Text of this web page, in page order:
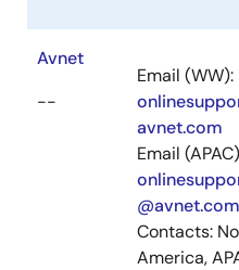
Avnet
--
Email (WW):
avnet.com
Email
@avnet.com
Contacts:
America,